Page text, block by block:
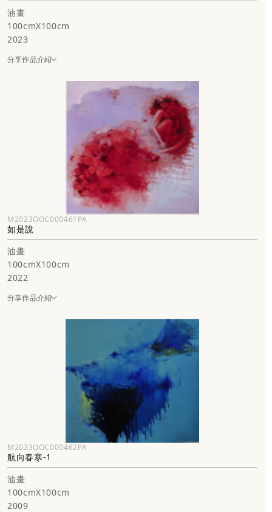
油畫
100cmX100cm
2023
分享作品介紹
M2023OOC000461PA
如是說
油畫
100cmX100cm
2022
分享作品介紹
M2023OOC000462PA
航向春寒-1
油畫
100cmX100cm
2009